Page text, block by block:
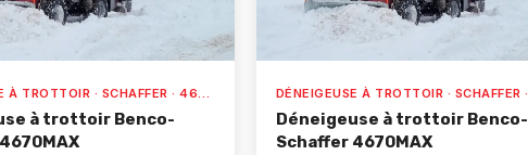
DÉNEIGEUSE À TROTTOIR · SCHAFFER · 4670MAX
à trottoir Benco-
Déneigeuse à trottoir Benco-
Schaffer 4670MAX